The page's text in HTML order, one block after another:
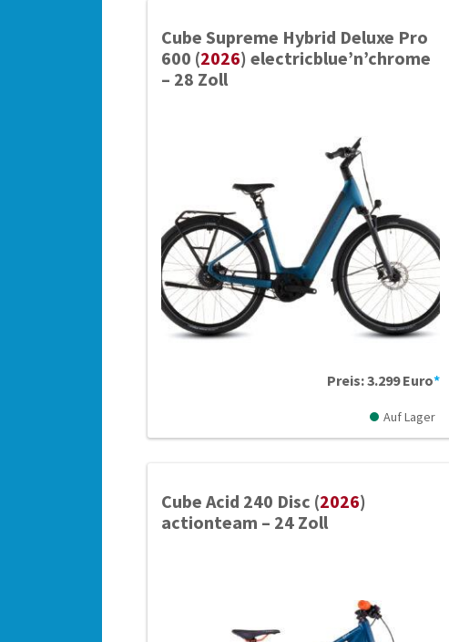
Cube Supreme Hybrid Deluxe Pro
600 (2026) electricblue’n’chrome
– 28 Zoll
Preis: 3.299 Euro*
Auf Lager
Cube Acid 240 Disc (2026)
actionteam – 24 Zoll